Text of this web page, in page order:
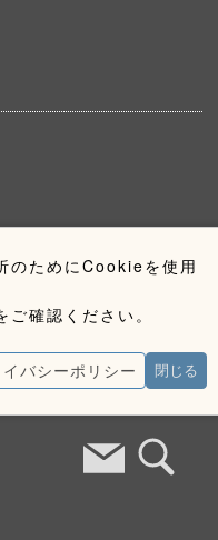
のためにCookieを使用
確認ください。
バシーポリシー 閉じる